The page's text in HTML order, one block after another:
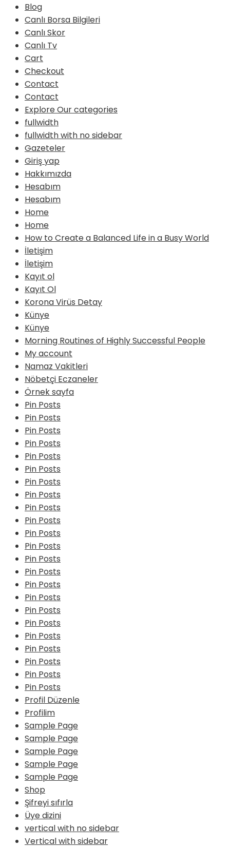
Blog
Canlı Borsa Bilgileri
Canlı Skor
Canlı Tv
Cart
Checkout
Contact
Contact
Explore Our categories
fullwidth
fullwidth with no sidebar
Gazeteler
Giriş yap
Hakkımızda
Hesabım
Hesabım
Home
Home
How to Create a Balanced Life in a Busy World
İletişim
İletişim
Kayıt ol
Kayıt Ol
Korona Virüs Detay
Künye
Künye
Morning Routines of Highly Successful People
My account
Namaz Vakitleri
Nöbetçi Eczaneler
Örnek sayfa
Pin Posts
Pin Posts
Pin Posts
Pin Posts
Pin Posts
Pin Posts
Pin Posts
Pin Posts
Pin Posts
Pin Posts
Pin Posts
Pin Posts
Pin Posts
Pin Posts
Pin Posts
Pin Posts
Pin Posts
Pin Posts
Pin Posts
Pin Posts
Pin Posts
Pin Posts
Pin Posts
Profil Düzenle
Profilim
Sample Page
Sample Page
Sample Page
Sample Page
Sample Page
Shop
Şifreyi sıfırla
Üye dizini
vertical with no sidebar
Vertical with sidebar